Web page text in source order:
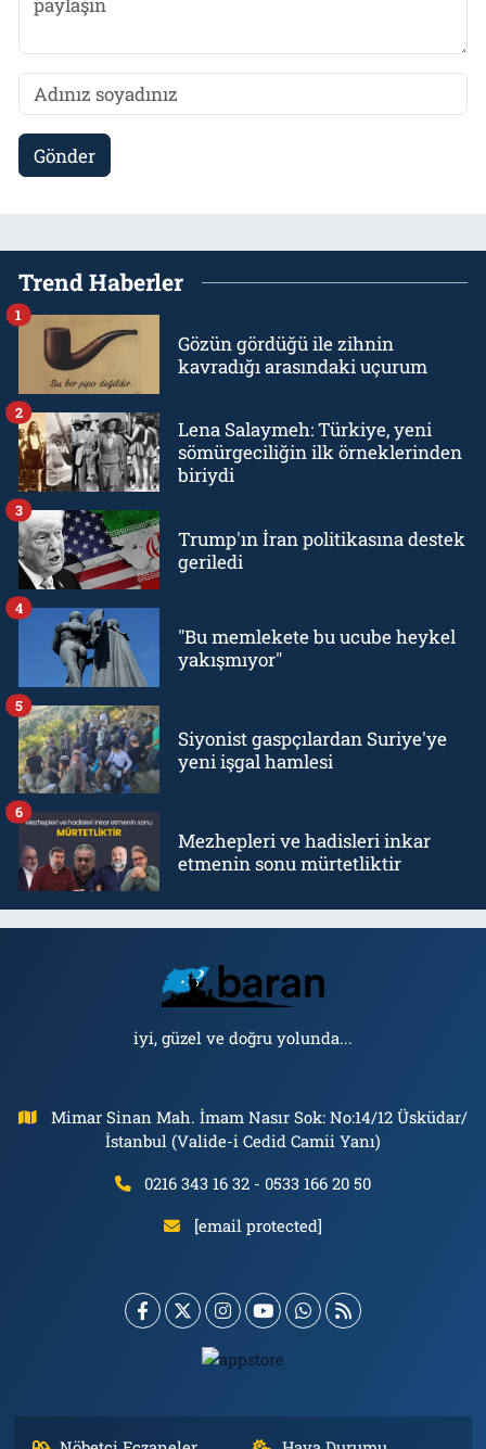
Gönder
Trend Haberler
Gözün gördüğü ile zihnin
kavradığı arasındaki uçurum
1
Lena Salaymeh: Türkiye, yeni
sömürgeciliğin ilk örneklerinden
biriydi
2
Trump'ın İran politikasına destek
geriledi
3
"Bu memlekete bu ucube heykel
yakışmıyor"
4
Siyonist gaspçılardan Suriye'ye
yeni işgal hamlesi
5
Mezhepleri ve hadisleri inkar
etmenin sonu mürtetliktir
6
iyi, güzel ve doğru yolunda...
Mimar Sinan Mah. İmam Nasır Sok: No:14/12 Üsküdar/
İstanbul (Valide-i Cedid Camii Yanı)
0216 343 16 32 - 0533 166 20 50
[email protected]